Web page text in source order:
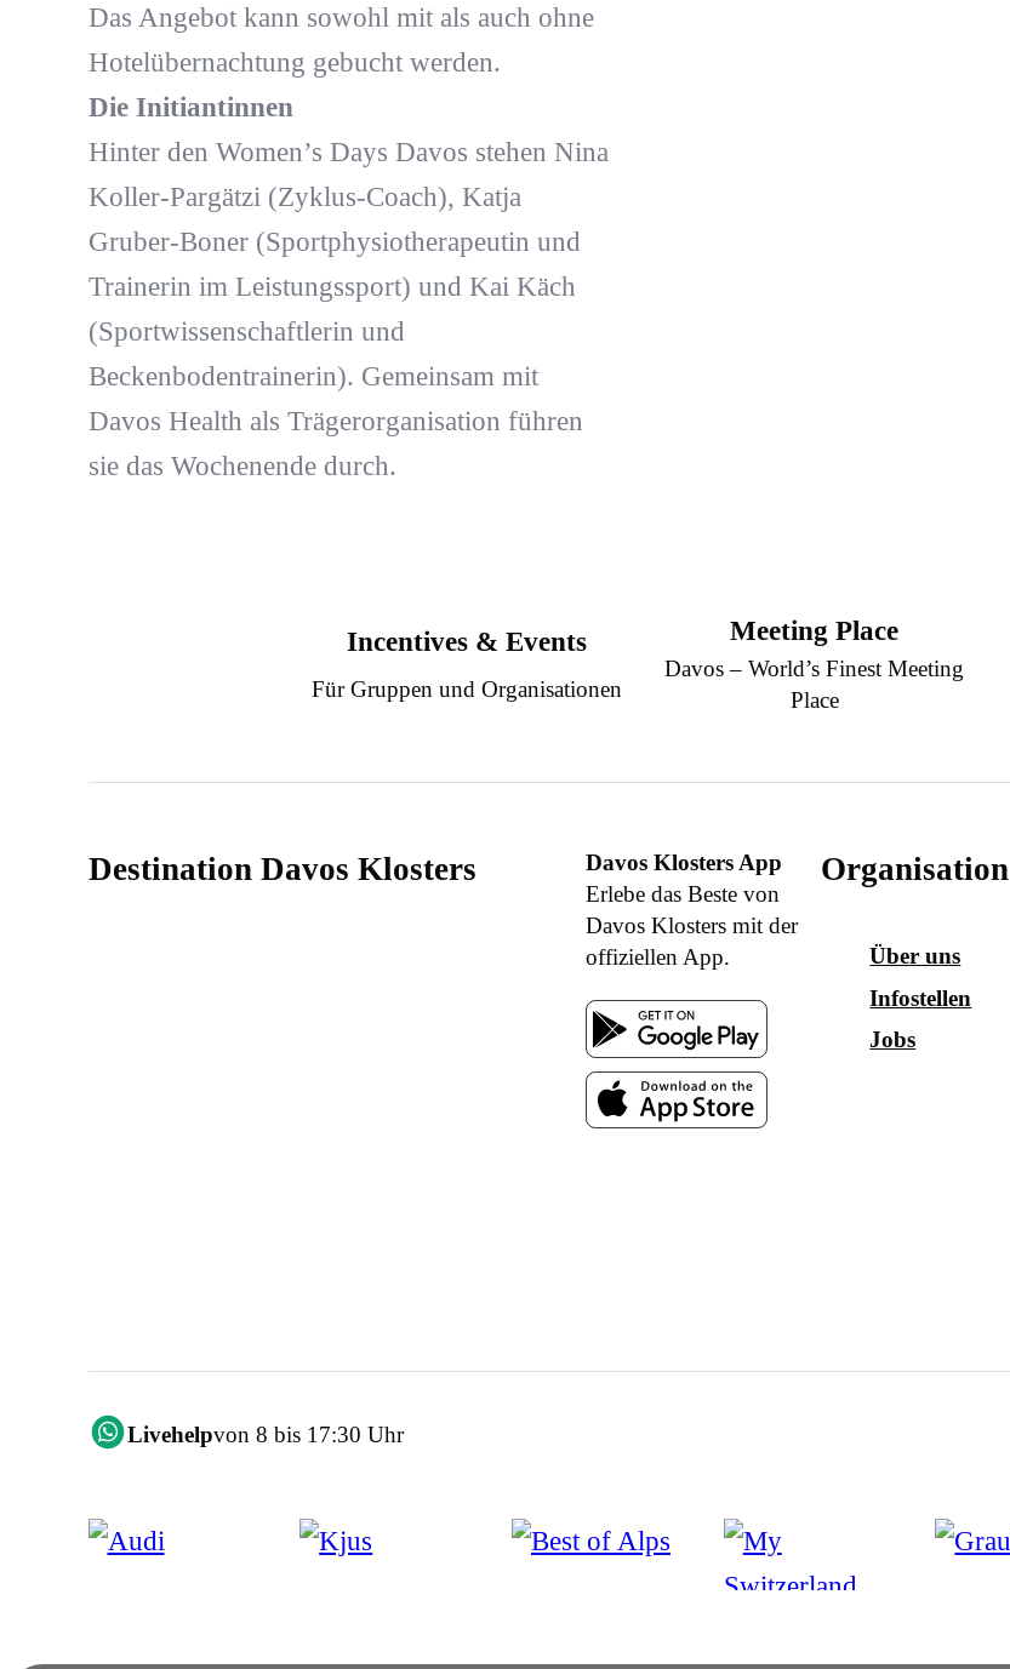
Das Angebot kann sowohl mit als auch ohne
Hotelübernachtung gebucht werden.
Die Initiantinnen
Hinter den Women’s Days Davos stehen Nina
Koller-Pargätzi (Zyklus-Coach), Katja
Gruber-Boner (Sportphysiotherapeutin und
Trainerin im Leistungssport) und Kai Käch
(Sportwissenschaftlerin und
Beckenbodentrainerin). Gemeinsam mit
Davos Health als Trägerorganisation führen
sie das Wochenende durch.
Incentives & Events
Für Gruppen und Organisationen
Meeting Place
Davos – World’s Finest Meeting
Place
Destination Davos Klosters
Davos Klosters App
Erlebe das Beste von
Davos Klosters mit der
offiziellen App.
Organisation
Über uns
Infostellen
Jobs
Livehelpvon 8 bis 17:30 Uhr